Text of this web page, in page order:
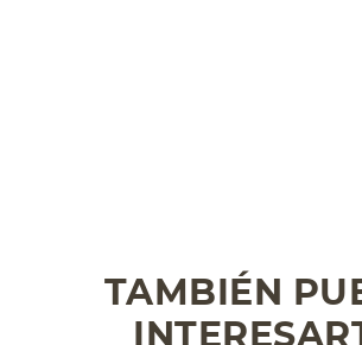
TAMBIÉN